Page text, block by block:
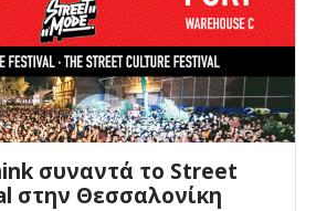
συναντά το Street
στην Θεσσαλονίκη